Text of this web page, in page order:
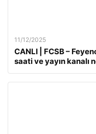
11/12/2025
CANLI | FCSB –
saati ve yayın kanalı